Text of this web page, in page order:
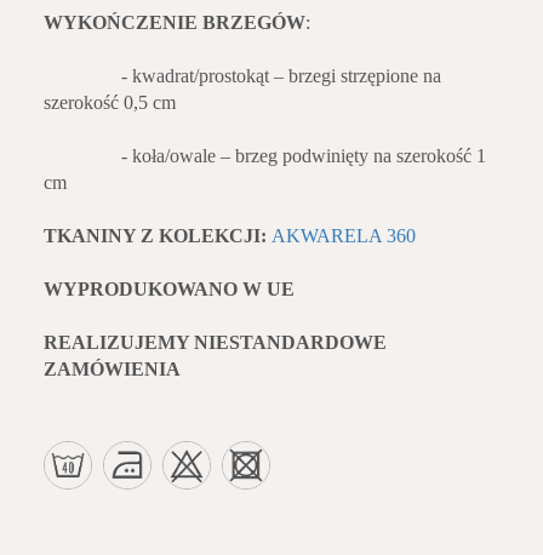
WYKOŃCZENIE BRZEGÓW:
- kwadrat/prostokąt – brzegi strzępione na
szerokość 0,5 cm
- koła/owale – brzeg podwinięty na szerokość 1
cm
TKANINY Z KOLEKCJI: AKWARELA 360
WYPRODUKOWANO W UE
REALIZUJEMY NIESTANDARDOWE
ZAMÓWIENIA